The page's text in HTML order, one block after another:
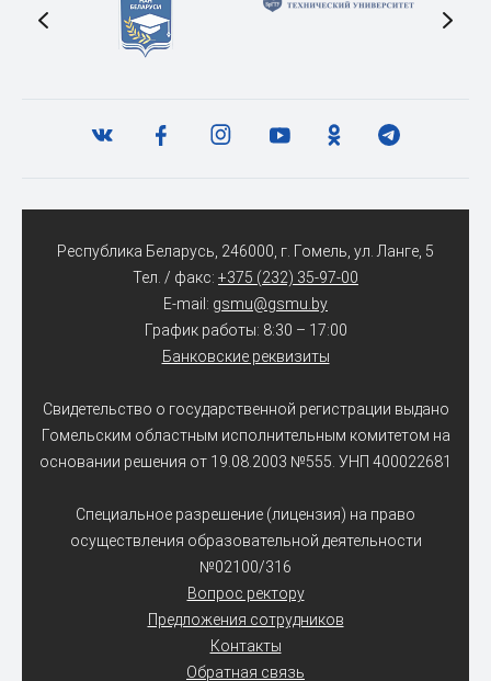
Республика Беларусь, 246000, г. Гомель, ул. Ланге, 5
Тел. / факс: +375 (232) 35-97-00
E-mail: gsmu@gsmu.by
График работы: 8:30 – 17:00
Банковские реквизиты
Свидетельство о государственной регистрации выдано
Гомельским областным исполнительным комитетом на
основании решения от 19.08.2003 №555. УНП 400022681
Специальное разрешение (лицензия) на право
осуществления образовательной деятельности
№02100/316
Вопрос ректору
Предложения сотрудников
Контакты
Обратная связь